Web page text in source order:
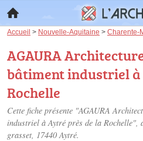
Accueil > Nouvelle-Aquitaine > Charente-
AGAURA
bâtiment industriel
Rochelle
Cette fiche présente "AGAURA
industriel à Aytré près de la Rochelle",
grasset, 17440 Aytré.